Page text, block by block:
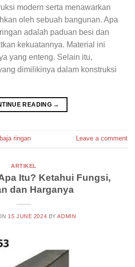
modern serta menawarkan
oleh sebuah bangunan. Apa
adalah paduan besi dan
kekuatannya. Material ini
yang enteng. Selain itu,
dimilikinya dalam konstruksi
READING →
baja ringan Leave a comment
ARTIKEL
Itu? Ketahui Fungsi,
dan Harganya
15 JUNE 2024 BYADMIN